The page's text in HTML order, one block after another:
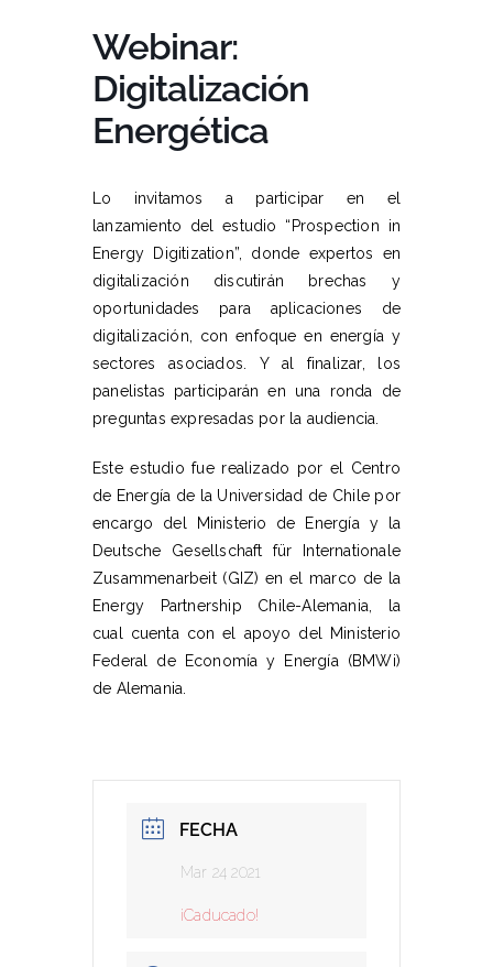
Webinar:
Digitalización
Energética
Lo invitamos a participar en el
lanzamiento del estudio “Prospection in
Energy Digitization”, donde expertos en
digitalización discutirán brechas y
oportunidades para aplicaciones de
digitalización, con enfoque en energía y
sectores asociados. Y al finalizar, los
panelistas participarán en una ronda de
preguntas expresadas por la audiencia.
Este estudio fue realizado por el Centro
de Energía de la Universidad de Chile por
encargo del Ministerio de Energía y la
Deutsche Gesellschaft für Internationale
Zusammenarbeit (GIZ) en el marco de la
Energy Partnership Chile-Alemania, la
cual cuenta con el apoyo del Ministerio
Federal de Economía y Energía (BMWi)
de Alemania.
FECHA
Mar 24 2021
¡Caducado!